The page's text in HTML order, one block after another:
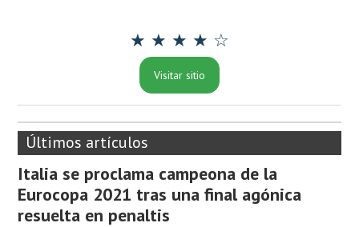
★ ★ ★ ★ ☆
Visitar sitio
Últimos artículos
Italia se proclama campeona de la
Eurocopa 2021 tras una final agónica
resuelta en penaltis